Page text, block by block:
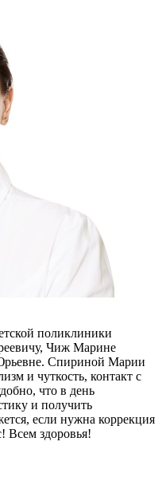
поликлиники
Чиж Марине
Спириной Марии
и чуткость, контакт с
что в день
и получить
если нужна коррекция
Всем здоровья!